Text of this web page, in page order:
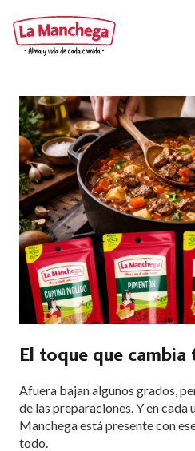
El toque que cambia
Afuera bajan algunos grados,
de las preparaciones. Y en cada
Manchega está presente con
todo.